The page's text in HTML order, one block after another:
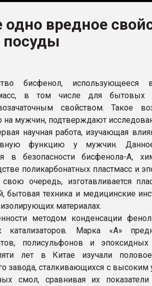
вредное
посуды
бисфенол, использующееся
в том числе для бытовых
свойством. Такое
на мужчин, подтверждают
научная работа, изучающая
функцию у мужчин. Данное
в безопасности бисфенола-А,
поликарбонатных пластмасс и
очередь, изготавливается
бытовая техника и медицинские
материалах.
методом конденсации
катализаторов. Марка «А»
полисульфонов и
лет в Китае изучали
завода, сталкивающихся с
смол, сравнивая их